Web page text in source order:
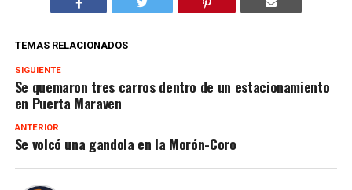
TEMAS RELACIONADOS
SIGUIENTE
Se quemaron tres carros dentro de un estacionamiento
en Puerta Maraven
ANTERIOR
Se volcó una gandola en la Morón-Coro